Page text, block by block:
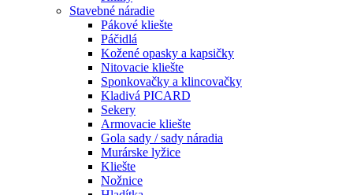
Stavebné náradie
Pákové kliešte
Páčidlá
Kožené opasky a kapsičky
Nitovacie kliešte
Sponkovačky a klincovačky
Kladivá PICARD
Sekery
Armovacie kliešte
Gola sady / sady náradia
Murárske lyžice
Kliešte
Nožnice